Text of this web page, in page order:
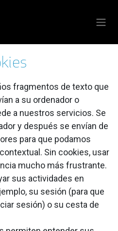
fragmentos de texto que
a su ordenador o
a nuestros servicios. Se
y después se envían de
para que podamos
Sin cookies, usar
mucho más frustrante.
sus actividades en
su sesión (para que
sesión) o su cesta de